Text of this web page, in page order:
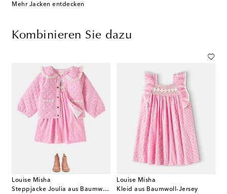
Mehr Jacken entdecken
Kombinieren Sie dazu
Louise Misha
Steppjacke Joulia aus Baumwolle
Louise Misha
Kleid aus Baumwoll-Jersey